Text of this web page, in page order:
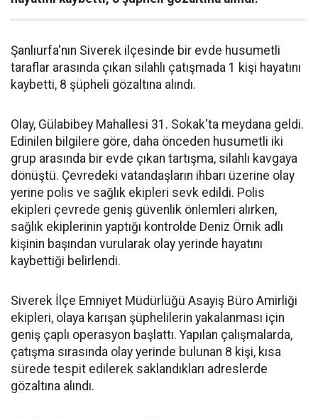
Şanlıurfa'nın Siverek ilçesinde bir evde husumetli
taraflar arasında çıkan silahlı çatışmada 1 kişi hayatını
kaybetti, 8 şüpheli gözaltına alındı.
Olay, Gülabibey Mahallesi 31. Sokak'ta meydana geldi.
Edinilen bilgilere göre, daha önceden husumetli iki
grup arasında bir evde çıkan tartışma, silahlı kavgaya
dönüştü. Çevredeki vatandaşların ihbarı üzerine olay
yerine polis ve sağlık ekipleri sevk edildi. Polis
ekipleri çevrede geniş güvenlik önlemleri alırken,
sağlık ekiplerinin yaptığı kontrolde Deniz Örnik adlı
kişinin başından vurularak olay yerinde hayatını
kaybettiği belirlendi.
Siverek İlçe Emniyet Müdürlüğü Asayiş Büro Amirliği
ekipleri, olaya karışan şüphelilerin yakalanması için
geniş çaplı operasyon başlattı. Yapılan çalışmalarda,
çatışma sırasında olay yerinde bulunan 8 kişi, kısa
sürede tespit edilerek saklandıkları adreslerde
gözaltına alındı.